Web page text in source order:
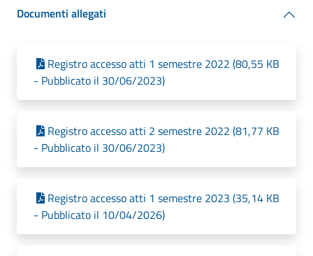
Documenti allegati
Registro accesso atti 1 semestre 2022 (80,55 KB
- Pubblicato il 30/06/2023)
Registro accesso atti 2 semestre 2022 (81,77 KB
- Pubblicato il 30/06/2023)
Registro accesso atti 1 semestre 2023 (35,14 KB
- Pubblicato il 10/04/2026)